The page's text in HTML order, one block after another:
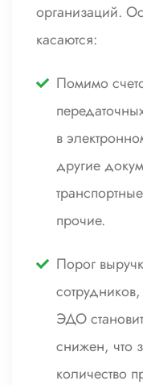
организаций.
касаются:
Помимо
в
другие
прочие.
Порог
ЭДО
снижен, что
количество